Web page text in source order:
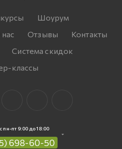
Шоурум
Отзывы
Контакты
Система скидок
классы
пн-пт 9:00 до 18:00
698-60-50